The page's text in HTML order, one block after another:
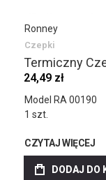
Ronney
Czepki
Termiczny
24,49 zł
Model RA 00190
1 szt.
CZYTAJ WIĘCEJ
DODAJ DO